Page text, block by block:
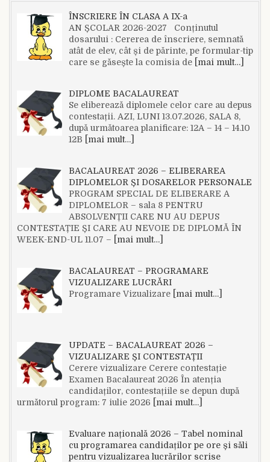
ÎNSCRIERE ÎN CLASA A IX-a
AN ȘCOLAR 2026-2027 Conținutul
dosarului : Cererea de înscriere, semnată
atât de elev, cât și de părinte, pe formular-tip
care se găsește la comisia de
[mai mult…]
DIPLOME BACALAUREAT
Se eliberează diplomele celor care au depus
contestații. AZI, LUNI 13.07.2026, SALA 8,
după următoarea planificare: 12A – 14 – 14.10
12B
[mai mult…]
BACALAUREAT 2026 – ELIBERAREA
DIPLOMELOR ȘI DOSARELOR PERSONALE
PROGRAM SPECIAL DE ELIBERARE A
DIPLOMELOR – sala 8 PENTRU
ABSOLVENȚII CARE NU AU DEPUS
CONTESTAȚIE ȘI CARE AU NEVOIE DE DIPLOMĂ ÎN
WEEK-END-UL 11.07 –
[mai mult…]
BACALAUREAT – PROGRAMARE
VIZUALIZARE LUCRĂRI
Programare Vizualizare[mai mult…]
UPDATE – BACALAUREAT 2026 –
VIZUALIZARE ȘI CONTESTAȚII
Cerere vizualizare Cerere contestație
Examen Bacalaureat 2026 În atenția
candidaților, contestațiile se depun după
următorul program: 7 iulie 2026
[mai mult…]
Evaluare națională 2026 – Tabel nominal
cu programarea candidaților pe ore și săli
pentru vizualizarea lucrărilor scrise